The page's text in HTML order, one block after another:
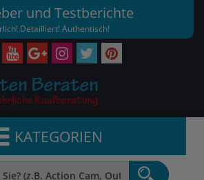
und Testberichte
Detailliert! Authentisch!
KATEGORIEN